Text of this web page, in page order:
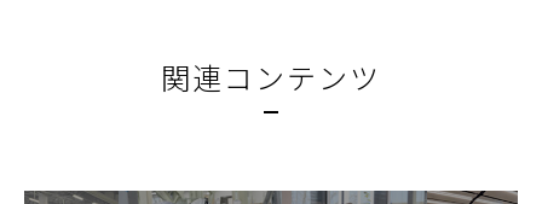
関連コンテンツ